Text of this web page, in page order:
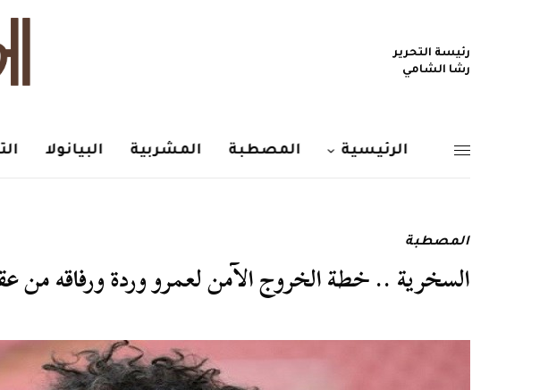
رئيسة التحرير
رشا الشامي
الرئيسية المصطبة المشربية البيانولا
المصطبة
السخرية .. خطة الخروج الآمن لعمرو وردة ورفاقه من